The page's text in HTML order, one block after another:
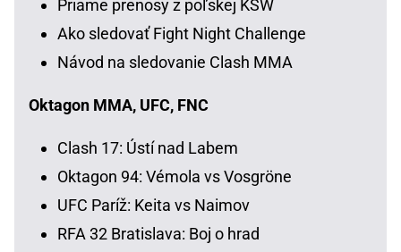
Priame prenosy z poľskej KSW
Ako sledovať Fight Night Challenge
Návod na sledovanie Clash MMA
Oktagon MMA, UFC, FNC
Clash 17: Ústí nad Labem
Oktagon 94: Vémola vs Vosgröne
UFC Paríž: Keita vs Naimov
RFA 32 Bratislava: Boj o hrad